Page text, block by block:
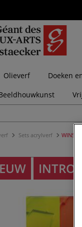
Olieverf Doeken
Sets acrylverf